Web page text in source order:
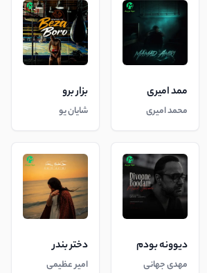
ممد امیری
محمد امیری
بزار برو
شایان یو
دیوونه بودم
مهدی جهانی
دختر بندر
امیر عظیمی